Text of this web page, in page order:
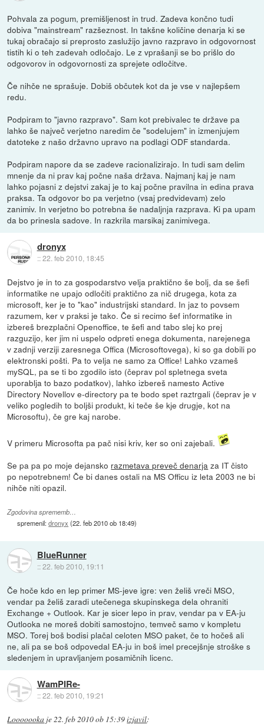
Pohvala za pogum, premišljenost in trud. Zadeva končno tudi
dobiva "mainstream" razšeznost. In takšne količine denarja ki se
tukaj obračajo si preprosto zaslužijo javno razpravo in odgovornost
tistih ki o teh zadevah odločajo. Le z vprašanji se bo prišlo do
odgovorov in odgovornosti za sprejete odločitve.
Če nihče ne sprašuje. Dobiš občutek kot da je vse v najlepšem
redu.
Podpiram to "javno razpravo". Sam kot prebivalec te države pa
lahko še največ verjetno naredim če "sodelujem" in izmenjujem
datoteke z našo državno upravo na podlagi ODF standarda.
Podpiram napore da se zadeve racionalizirajo. In tudi sam delim
mnenje da ni prav kaj počne naša država. Najmanj kaj je nam
lahko pojasni z dejstvi zakaj je to kaj počne pravilna in edina prava
praksa. Ta odgovor bo pa verjetno (vsaj predvidevam) zelo
zanimiv. In verjetno bo potrebna še nadaljnja razprava. Ki pa upam
da bo prinesla sadove. In razkrila marsikaj zanimivega.
dronyx
::22. feb 2010, 18:45
Dejstvo je in to za gospodarstvo velja praktično še bolj, da se šefi
informatike ne upajo odločiti praktično za nič drugega, kota za
microsoft, ker je to "kao" industrijski standard. In jaz to povsem
razumem, ker v praksi je tako. Če si recimo šef informatike in
izbereš brezplačni Openoffice, te šefi and tabo slej ko prej
razguzijo, ker jim ni uspelo odpreti enega dokumenta, narejenega
v zadnji verziji zaresnega Offica (Microsoftovega), ki so ga dobili po
elektronski pošti. Pa to velja ne samo za Office! Lahko vzameš
mySQL, pa se ti bo zgodilo isto (čeprav pol spletnega sveta
uporablja to bazo podatkov), lahko izbereš namesto Active
Directory Novellov e-directory pa te bodo spet raztrgali (čeprav je v
veliko pogledih to boljši produkt, ki teče še kje drugje, kot na
Microsoftu), če gre kaj narobe.
V primeru Microsofta pa pač nisi kriv, ker so oni zajebali.
Se pa pa po moje dejansko razmetava preveč denarja za IT čisto
po nepotrebnem! Če bi danes ostali na MS Officu iz leta 2003 ne bi
nihče niti opazil.
Zgodovina sprememb…
spremenil:dronyx (22. feb 2010 ob 18:49)
BlueRunner
::22. feb 2010, 19:11
Če hoče kdo en lep primer MS-jeve igre: ven želiš vreči MSO,
vendar pa želiš zaradi utečenega skupinskega dela ohraniti
Exchange + Outlook. Kar je sicer lepo in prav, vendar pa v EA-ju
Outlooka ne moreš dobiti samostojno, temveč samo v kompletu
MSO. Torej boš bodisi plačal celoten MSO paket, če to hočeš ali
ne, ali pa se boš odpovedal EA-ju in boš imel precejšnje stroške s
sledenjem in upravljanjem posamičnih licenc.
WamPIRe-
::22. feb 2010, 19:21
Looooooka je22. feb 2010 ob 15:39izjavil: